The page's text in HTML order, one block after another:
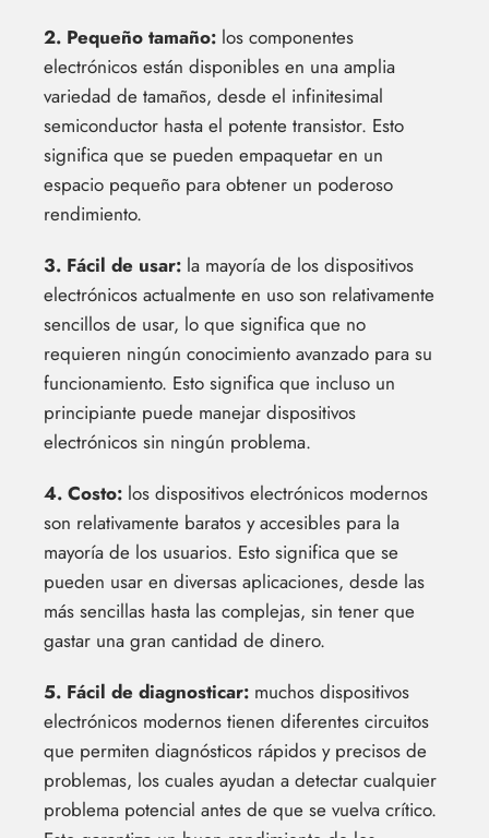
2. Pequeño tamaño: los componentes
electrónicos están disponibles en una amplia
variedad de tamaños, desde el infinitesimal
semiconductor hasta el potente transistor. Esto
significa que se pueden empaquetar en un
espacio pequeño para obtener un poderoso
rendimiento.
3. Fácil de usar: la mayoría de los dispositivos
electrónicos actualmente en uso son relativamente
sencillos de usar, lo que significa que no
requieren ningún conocimiento avanzado para su
funcionamiento. Esto significa que incluso un
principiante puede manejar dispositivos
electrónicos sin ningún problema.
4. Costo: los dispositivos electrónicos modernos
son relativamente baratos y accesibles para la
mayoría de los usuarios. Esto significa que se
pueden usar en diversas aplicaciones, desde las
más sencillas hasta las complejas, sin tener que
gastar una gran cantidad de dinero.
5. Fácil de diagnosticar: muchos dispositivos
electrónicos modernos tienen diferentes circuitos
que permiten diagnósticos rápidos y precisos de
problemas, los cuales ayudan a detectar cualquier
problema potencial antes de que se vuelva crítico.